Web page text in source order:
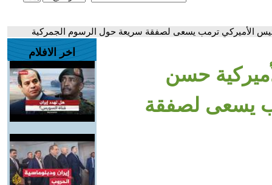
الأميركي ترمب يسعى لصفقة سريعة حول الرسوم الجمركية
حسن
يسعى لصفقة
اخر الافلام